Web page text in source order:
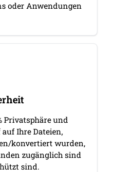
oder Anwendungen
Privatsphäre und
Ihre Dateien,
konvertiert wurden,
zugänglich sind
sind.